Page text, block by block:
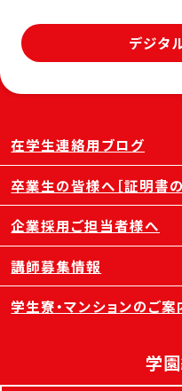
デジタ
在学生連絡用ブログ
卒業生の皆様へ［証明書の
企業採用ご担当者様へ
講師募集情報
学生寮・マンションのご案
学